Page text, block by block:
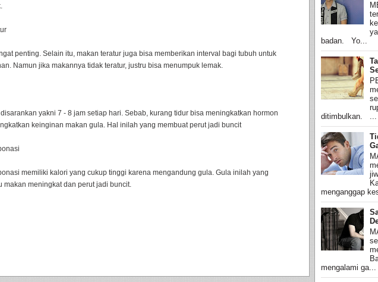
penting. Selain itu, makan teratur juga bisa memberikan interval bagi tubuh untuk
Namun jika makannya tidak teratur, justru bisa menumpuk lemak.
yakni 7 - 8 jam setiap hari. Sebab, kurang tidur bisa meningkatkan hormon
keinginan makan gula. Hal inilah yang membuat perut jadi buncit
memiliki kalori yang cukup tinggi karena mengandung gula. Gula inilah yang
makan meningkat dan perut jadi buncit.
badan. Yo...
ditimbulkan. ...
menganggap
mengalami ga...